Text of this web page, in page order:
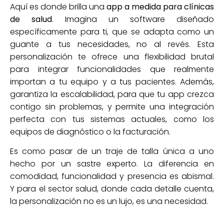
Aquí es donde brilla una app a medida para clínicas
de salud. Imagina un software diseñado
específicamente para ti, que se adapta como un
guante a tus necesidades, no al revés. Esta
personalización te ofrece una flexibilidad brutal
para integrar funcionalidades que realmente
importan a tu equipo y a tus pacientes. Además,
garantiza la escalabilidad, para que tu app crezca
contigo sin problemas, y permite una integración
perfecta con tus sistemas actuales, como los
equipos de diagnóstico o la facturación.
Es como pasar de un traje de talla única a uno
hecho por un sastre experto. La diferencia en
comodidad, funcionalidad y presencia es abismal.
Y para el sector salud, donde cada detalle cuenta,
la personalización no es un lujo, es una necesidad.